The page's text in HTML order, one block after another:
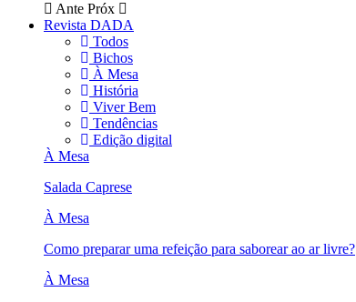
Ante Próx
Revista DADA
Todos
Bichos
À Mesa
História
Viver Bem
Tendências
Edição digital
À Mesa
Salada Caprese
À Mesa
Como preparar uma refeição para saborear ao ar livre?
À Mesa